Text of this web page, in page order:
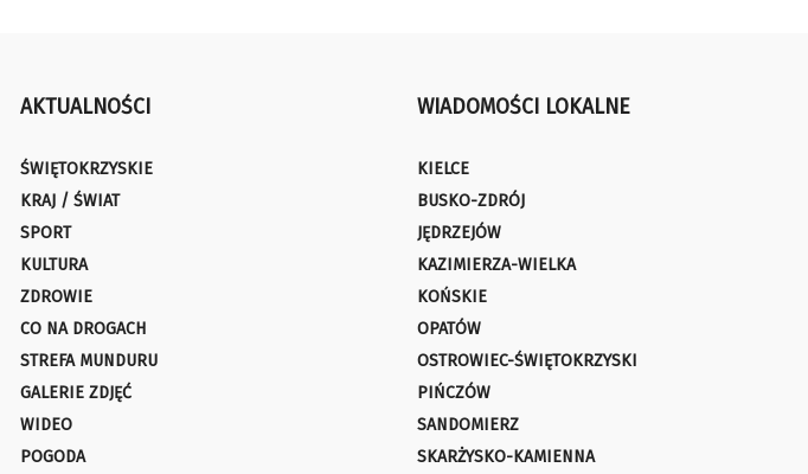
AKTUALNOŚCI
ŚWIĘTOKRZYSKIE
KRAJ / ŚWIAT
SPORT
KULTURA
ZDROWIE
CO NA DROGACH
STREFA MUNDURU
GALERIE ZDJĘĆ
WIDEO
POGODA
WIADOMOŚCI LOKALNE
KIELCE
BUSKO-ZDRÓJ
JĘDRZEJÓW
KAZIMIERZA-WIELKA
KOŃSKIE
OPATÓW
OSTROWIEC-ŚWIĘTOKRZYSKI
PIŃCZÓW
SANDOMIERZ
SKARŻYSKO-KAMIENNA